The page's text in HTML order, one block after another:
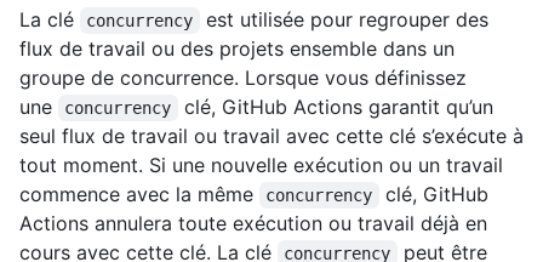
La clé
concurrency
est utilisée pour regrouper des
flux de travail ou des projets ensemble dans un
groupe de concurrence. Lorsque vous définissez
une
concurrency
clé, GitHub Actions garantit qu’un
seul flux de travail ou travail avec cette clé s’exécute à
tout moment. Si une nouvelle exécution ou un travail
commence avec la même
concurrency
clé, GitHub
Actions annulera toute exécution ou travail déjà en
cours avec cette clé. La clé
concurrency peut être